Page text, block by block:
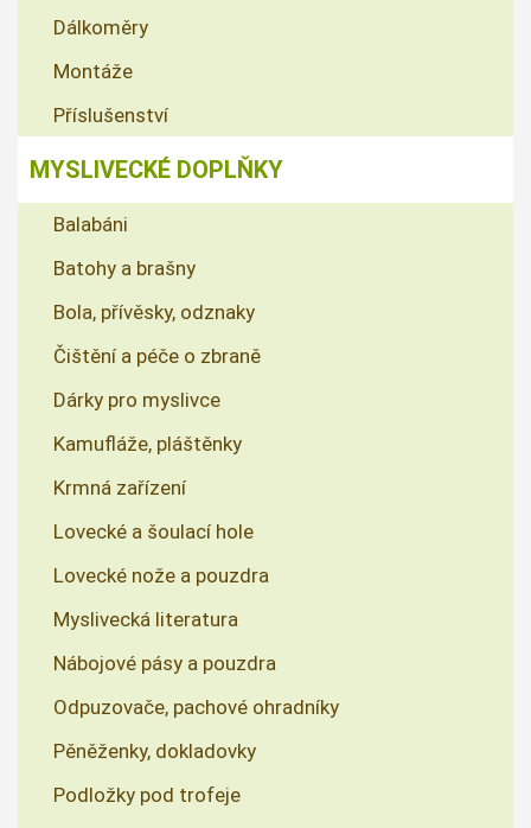
Dálkoměry
Montáže
Příslušenství
MYSLIVECKÉ DOPLŇKY
Balabáni
Batohy a brašny
Bola, přívěsky, odznaky
Čištění a péče o zbraně
Dárky pro myslivce
Kamufláže, pláštěnky
Krmná zařízení
Lovecké a šoulací hole
Lovecké nože a pouzdra
Myslivecká literatura
Nábojové pásy a pouzdra
Odpuzovače, pachové ohradníky
Pěněženky, dokladovky
Podložky pod trofeje